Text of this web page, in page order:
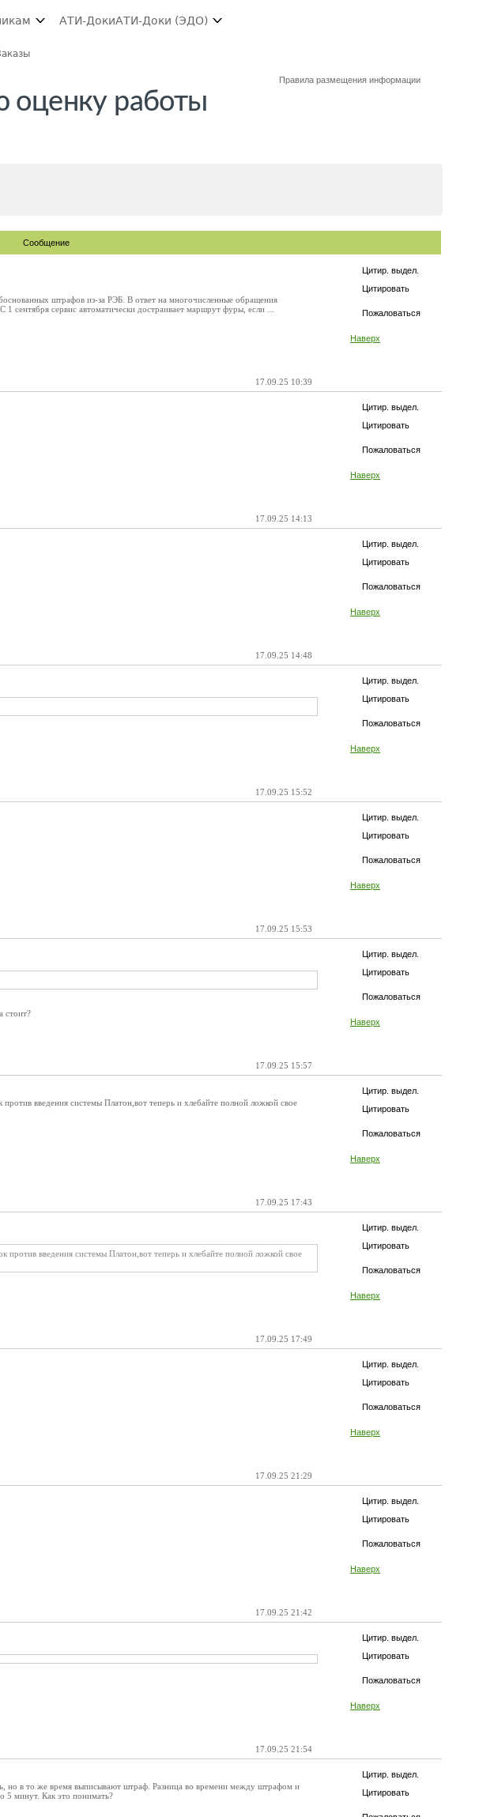
АТИ-ДокиАТИ-Доки (ЭДО)
Правила размещения информации
оценку работы
Сообщение
Цитир. выдел.
Цитировать
Пожаловаться
Наверх
штрафов из-за РЭБ. В ответ на многочисленные обращения
сентября сервис автоматически достраивает маршрут фуры, если ...
17.09.25 10:39
Цитир. выдел.
Цитировать
Пожаловаться
Наверх
17.09.25 14:13
Цитир. выдел.
Цитировать
Пожаловаться
Наверх
17.09.25 14:48
Цитир. выдел.
Цитировать
Пожаловаться
Наверх
17.09.25 15:52
Цитир. выдел.
Цитировать
Пожаловаться
Наверх
17.09.25 15:53
Цитир. выдел.
Цитировать
Пожаловаться
Наверх
стоит?
17.09.25 15:57
Цитир. выдел.
Цитировать
Пожаловаться
Наверх
введения системы Платон,вот теперь и хлебайте полной ложкой свое
17.09.25 17:43
Цитир. выдел.
Цитировать
Пожаловаться
Наверх
против введения системы Платон,вот теперь и хлебайте полной ложкой свое
17.09.25 17:49
Цитир. выдел.
Цитировать
Пожаловаться
Наверх
17.09.25 21:29
Цитир. выдел.
Цитировать
Пожаловаться
Наверх
17.09.25 21:42
Цитир. выдел.
Цитировать
Пожаловаться
Наверх
17.09.25 21:54
Цитир. выдел.
Цитировать
но в то же время выписывают штраф. Разница во времени между штрафом и
5 минут. Как это понимать?